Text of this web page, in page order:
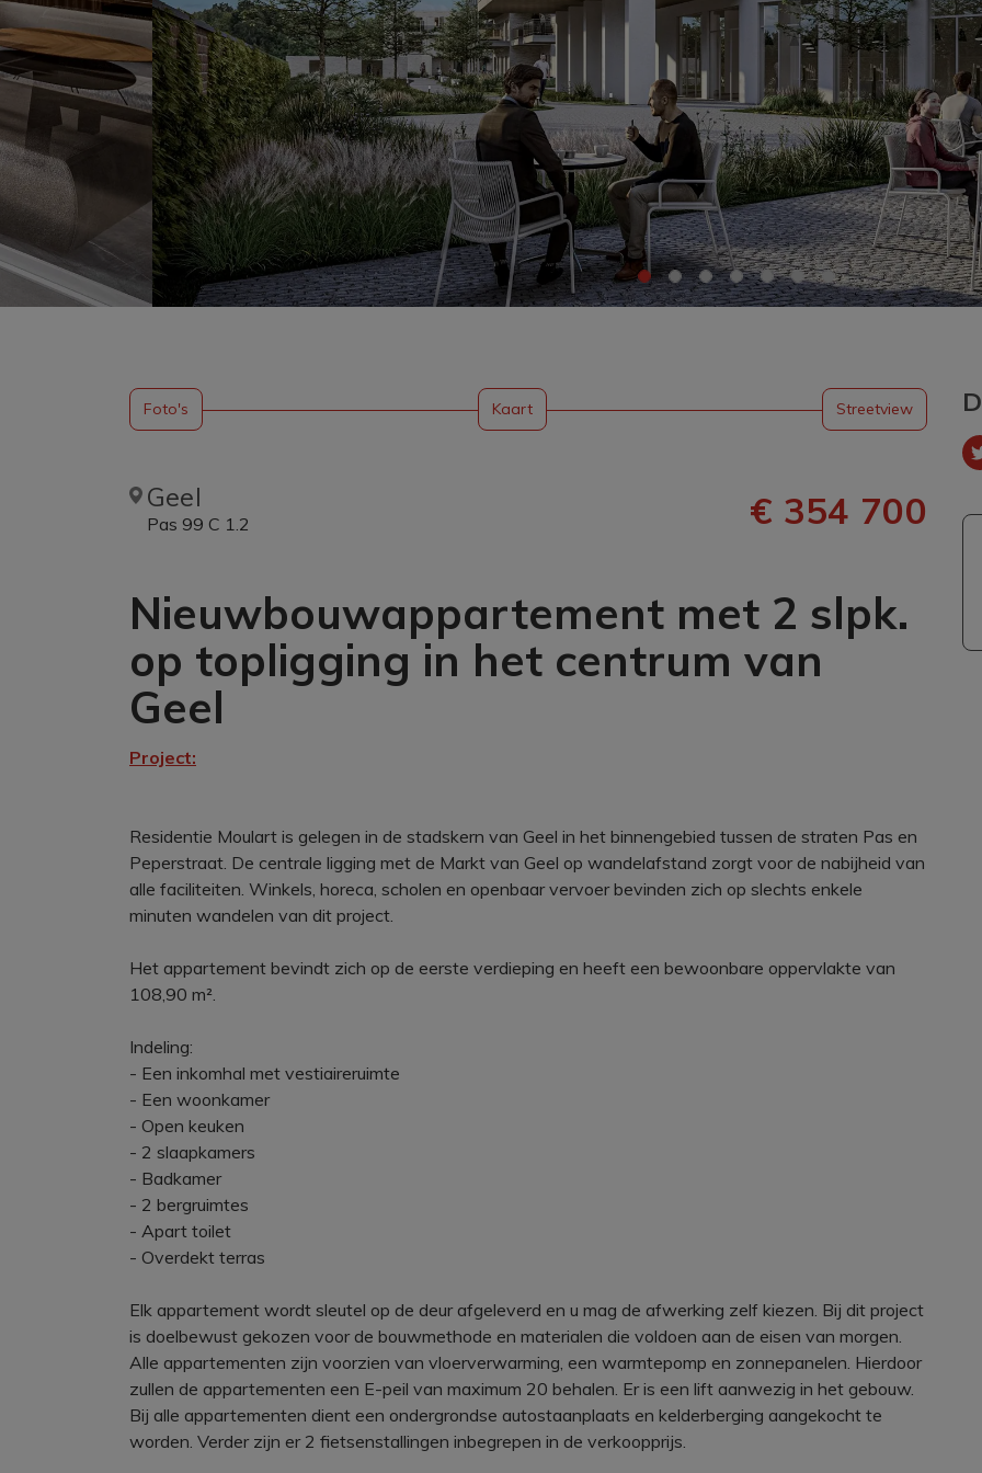
Nieuwbouwappartement met 2 slpk.
op topligging in het centrum van
Geel
Project:
Geel
Pas 99 C 1.2 € 354 700
Foto's Kaart Streetview
Residentie Moulart is gelegen in de stadskern van Geel in het binnengebied tussen de straten Pas en
Peperstraat. De centrale ligging met de Markt van Geel op wandelafstand zorgt voor de nabijheid van
alle faciliteiten. Winkels, horeca, scholen en openbaar vervoer bevinden zich op slechts enkele
minuten wandelen van dit project.
Het appartement bevindt zich op de eerste verdieping en heeft een bewoonbare oppervlakte van
108,90 m².
Indeling:
- Een inkomhal met vestiaireruimte
- Een woonkamer
- Open keuken
- 2 slaapkamers
- Badkamer
- 2 bergruimtes
- Apart toilet
- Overdekt terras
Elk appartement wordt sleutel op de deur afgeleverd en u mag de afwerking zelf kiezen. Bij dit project
is doelbewust gekozen voor de bouwmethode en materialen die voldoen aan de eisen van morgen.
Alle appartementen zijn voorzien van vloerverwarming, een warmtepomp en zonnepanelen. Hierdoor
zullen de appartementen een E-peil van maximum 20 behalen. Er is een lift aanwezig in het gebouw.
Bij alle appartementen dient een ondergrondse autostaanplaats en kelderberging aangekocht te
worden. Verder zijn er 2 fietsenstallingen inbegrepen in de verkoopprijs.